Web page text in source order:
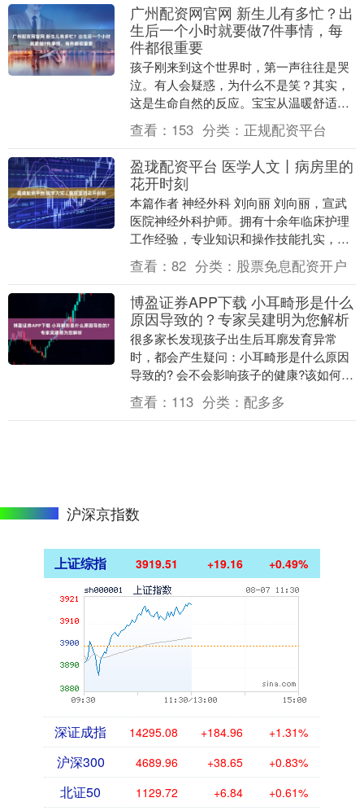
广州配资网官网 新生儿有多忙？出
生后一个小时就要做7件事情，每
件都很重要
孩子刚来到这个世界时，第一声往往是哭
泣。有人会疑惑，为什么不是笑？其实，
这是生命自然的反应。宝宝从温暖舒适的
母体中来到陌生的外部世界，要面对一系
列复杂的适应过程....
查看： 153 分类： 正规配资平台
盈珑配资平台 医学人文丨病房里的
花开时刻
本篇作者 神经外科 刘向丽 刘向丽，宣武
医院神经外科护师。拥有十余年临床护理
工作经验，专业知识和操作技能扎实，工
作细致耐心，始终以患儿为中心，注重人
文关怀，通过....
查看： 82 分类： 股票免息配资开户
博盈证券APP下载 小耳畸形是什么
原因导致的？专家吴建明为您解析
很多家长发现孩子出生后耳廓发育异常
时，都会产生疑问：小耳畸形是什么原因
导致的? 会不会影响孩子的健康?该如何正
确应对?针对这些常见问题，我们特别邀请
了耳部整形专....
查看： 113 分类： 配多多
沪深京指数
上证综指 3919.51 +19.16 +0.49%
深证成指 14295.08 +184.96 +1.31%
沪深300 4689.96 +38.65 +0.83%
北证50 1129.72 +6.84 +0.61%